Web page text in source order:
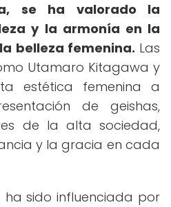
se ha valorado la
y la armonía en la
belleza femenina. Las
Utamaro Kitagawa y
estética femenina a
de geishas,
de la alta sociedad,
y la gracia en cada
sido influenciada por